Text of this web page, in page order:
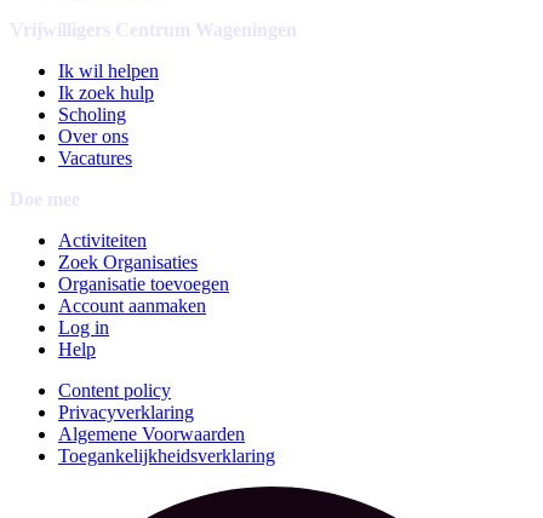
Vrijwilligers Centrum Wageningen
Ik wil helpen
Ik zoek hulp
Scholing
Over ons
Vacatures
Doe mee
Activiteiten
Zoek Organisaties
Organisatie toevoegen
Account aanmaken
Log in
Help
Content policy
Privacyverklaring
Algemene Voorwaarden
Toegankelijkheidsverklaring